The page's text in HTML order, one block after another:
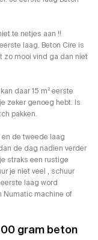
te netjes aan !!
laag. Beton Cire is
zo mooi vind ga dan niet
daar 15 m² eerste
zeker genoeg hebt. Is
pakken.
de tweede laag
de dag nadien verder
straks een rustige
je niet veel , schuur
laag word
Numatic machine of
gram beton